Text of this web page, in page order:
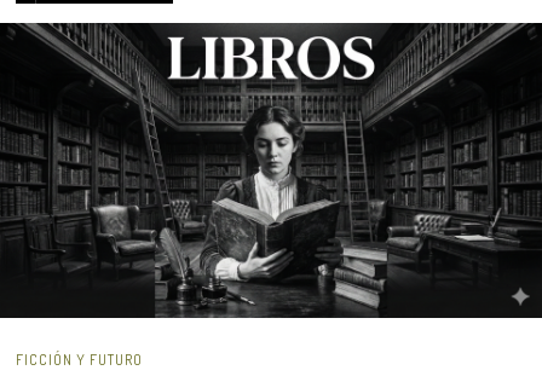
FICCIÓN Y FUTURO